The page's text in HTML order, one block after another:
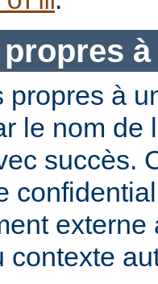
propres à
le nom de
succès.
contexte